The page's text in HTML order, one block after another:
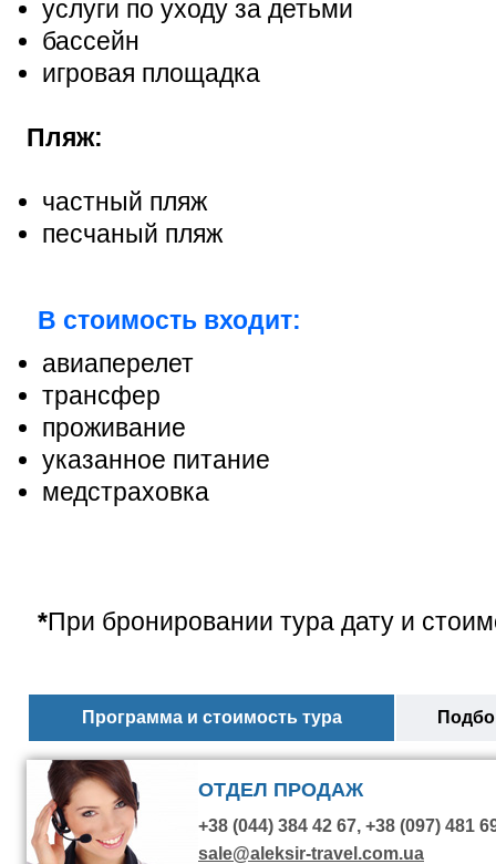
услуги по уходу за детьми
бассейн
игровая площадка
Пляж:
частный пляж
песчаный пляж
В стоимость входит:
авиаперелет
трансфер
проживание
указанное питание
медстраховка
*При бронировании тура дату и
Программа и стоимость тура
ОТДЕЛ ПРОДАЖ
+38 (044) 384 42 67, +38 (097) 481
sale@aleksir-travel.com.ua